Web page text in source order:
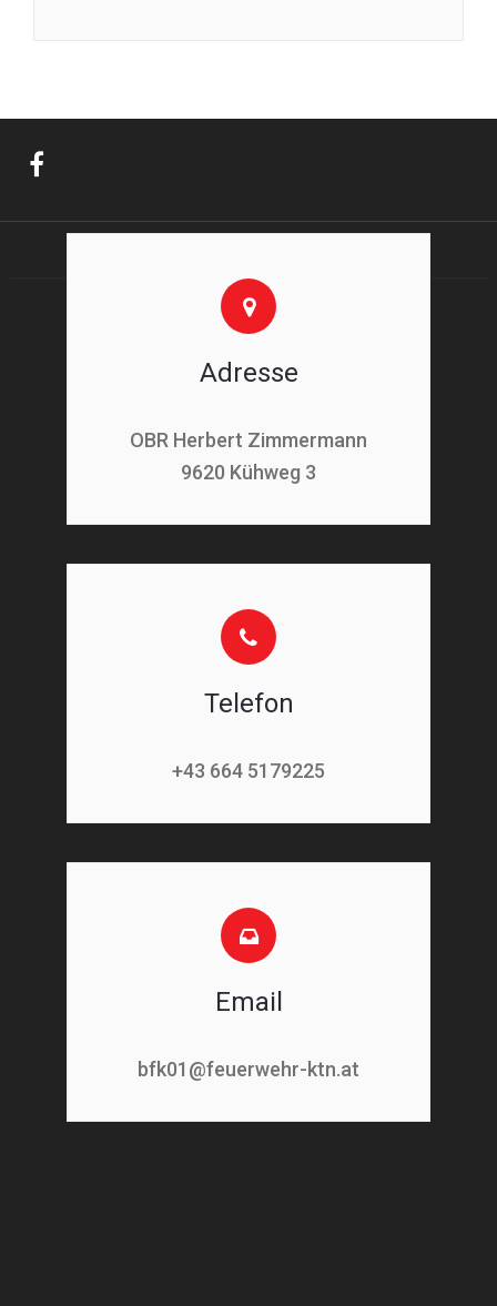
Adresse
OBR Herbert Zimmermann
9620 Kühweg 3
Telefon
+43 664 5179225
Email
bfk01@feuerwehr-ktn.at